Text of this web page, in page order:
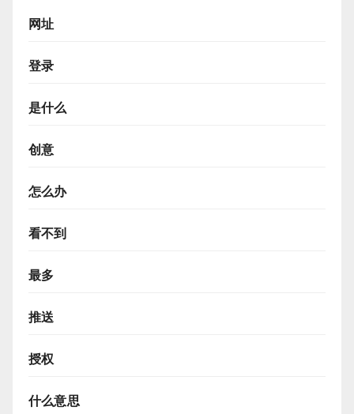
网址
登录
是什么
创意
怎么办
看不到
最多
推送
授权
什么意思